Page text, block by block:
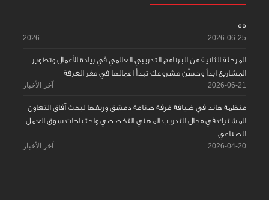
55
2026-06-25
2026
المرحلة الثانية من البرنامج التدريبي العالمي في ريادة الأعمال وتطوير
المشاريع ابدأ وحسّن مشروعك تبدأ اعمالها في مقر الغرفة
2026-06-21 آخر الأخبار
منظمة هاند في ضيافة غرفة صناعة دمشق وريفها لبحث آفاق التعاون
المشترك في مجال التدريب المهني التخصصي واحتياجات سوق العمل
الصناعي
2026-04-20 آخر الأخبار